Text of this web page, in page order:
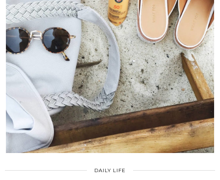
DAILY LIFE